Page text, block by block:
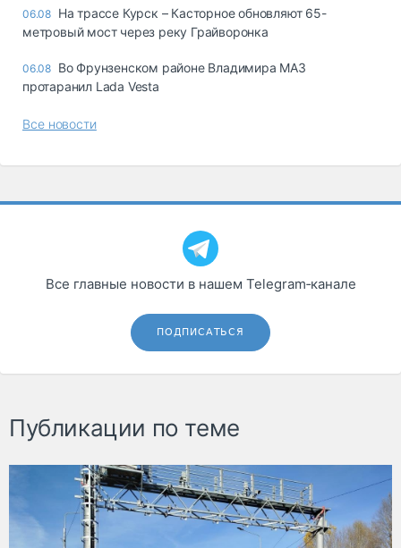
06.08 На трассе Курск – Касторное обновляют 65-
метровый мост через реку Грайворонка
06.08 Во Фрунзенском районе Владимира МАЗ
протаранил Lada Vesta
Все новости
Все главные новости в нашем Telegram‑канале
ПОДПИСАТЬСЯ
Публикации по теме